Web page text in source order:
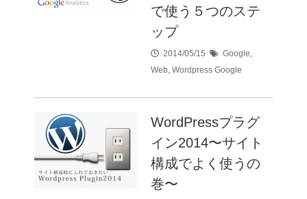
で使う５つのステ
ップ
2014/05/15 Google,
Web, Wordpress Google
WordPressプラグ
イン2014〜サイト
構成でよく使うの
巻〜